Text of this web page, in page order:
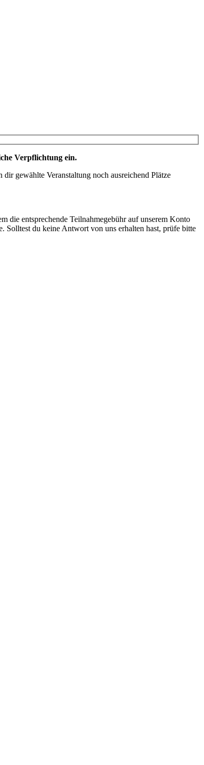
Verpflichtung ein.
gewählte Veranstaltung noch ausreichend Plätze
die entsprechende Teilnahmegebühr auf unserem Konto
Solltest du keine Antwort von uns erhalten hast, prüfe bitte